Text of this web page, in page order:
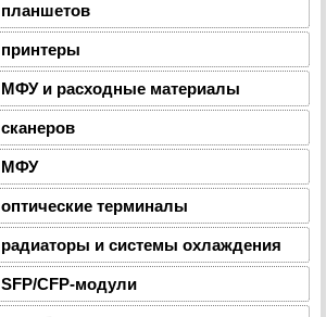
планшетов
принтеры
МФУ и расходные материалы
сканеров
МФУ
оптические терминалы
радиаторы и системы охлаждения
SFP/CFP-модули